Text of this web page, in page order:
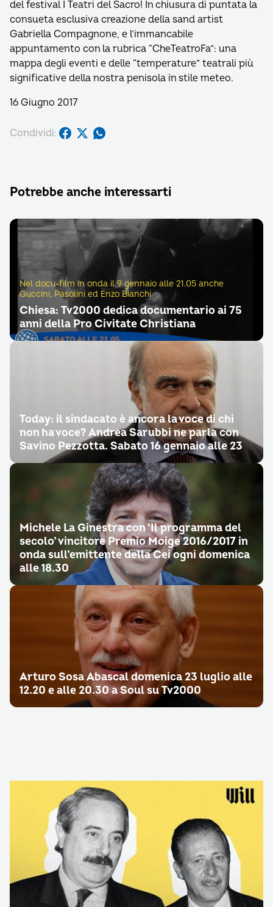
del festival I Teatri del Sacro! In chiusura di puntata la
consueta esclusiva creazione della sand artist
Gabriella Compagnone, e l’immancabile
appuntamento con la rubrica “CheTeatroFa”: una
mappa degli eventi e delle “temperature” teatrali più
significative della nostra penisola in stile meteo.
16 Giugno 2017
Condividi:
Potrebbe anche interessarti
Nel docu-film in onda il 9 gennaio alle 21.05 anche
Guccini, Pasolini ed Enzo Bianchi
Chiesa: Tv2000 dedica documentario ai 75
anni della Pro Civitate Christiana
Today: il sindacato è ancora la voce di chi
non ha voce? Andrea Sarubbi ne parla con
Savino Pezzotta. Sabato 16 gennaio alle 23
Michele La Ginestra con ‘Il programma del
secolo’ vincitore Premio Moige 2016/2017 in
onda sull’emittente della Cei ogni domenica
alle 18.30
Arturo Sosa Abascal domenica 23 luglio alle
12.20 e alle 20.30 a Soul su Tv2000